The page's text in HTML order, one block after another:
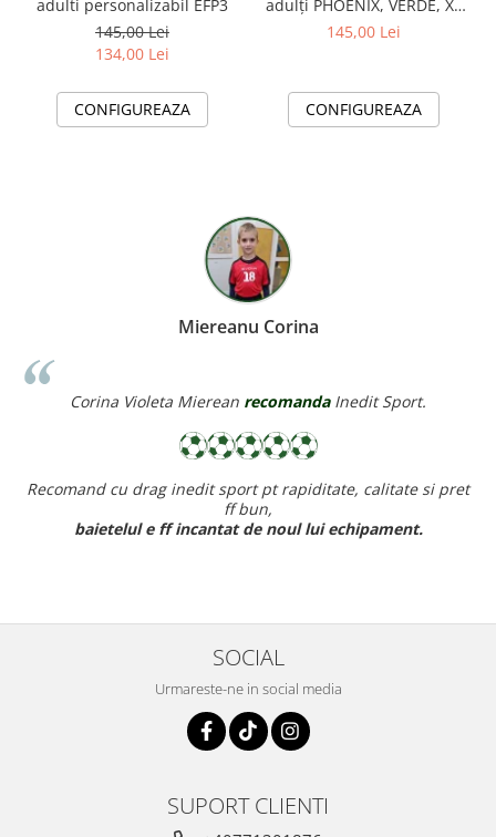
adulti personalizabil EFP3
145,00 Lei
134,00 Lei
CONFIGUREAZA
adulți PHOENIX, VERDE, XL
EFP10
145,00 Lei
CONFIGUREAZA
Miereanu Corina
Corina Violeta Mierean recomanda Inedit Sport.
Recomand cu drag inedit sport pt rapiditate, calitate si pret
ff bun,
baietelul e ff incantat de noul lui echipament.
SOCIAL
Urmareste-ne in social media
SUPORT CLIENTI